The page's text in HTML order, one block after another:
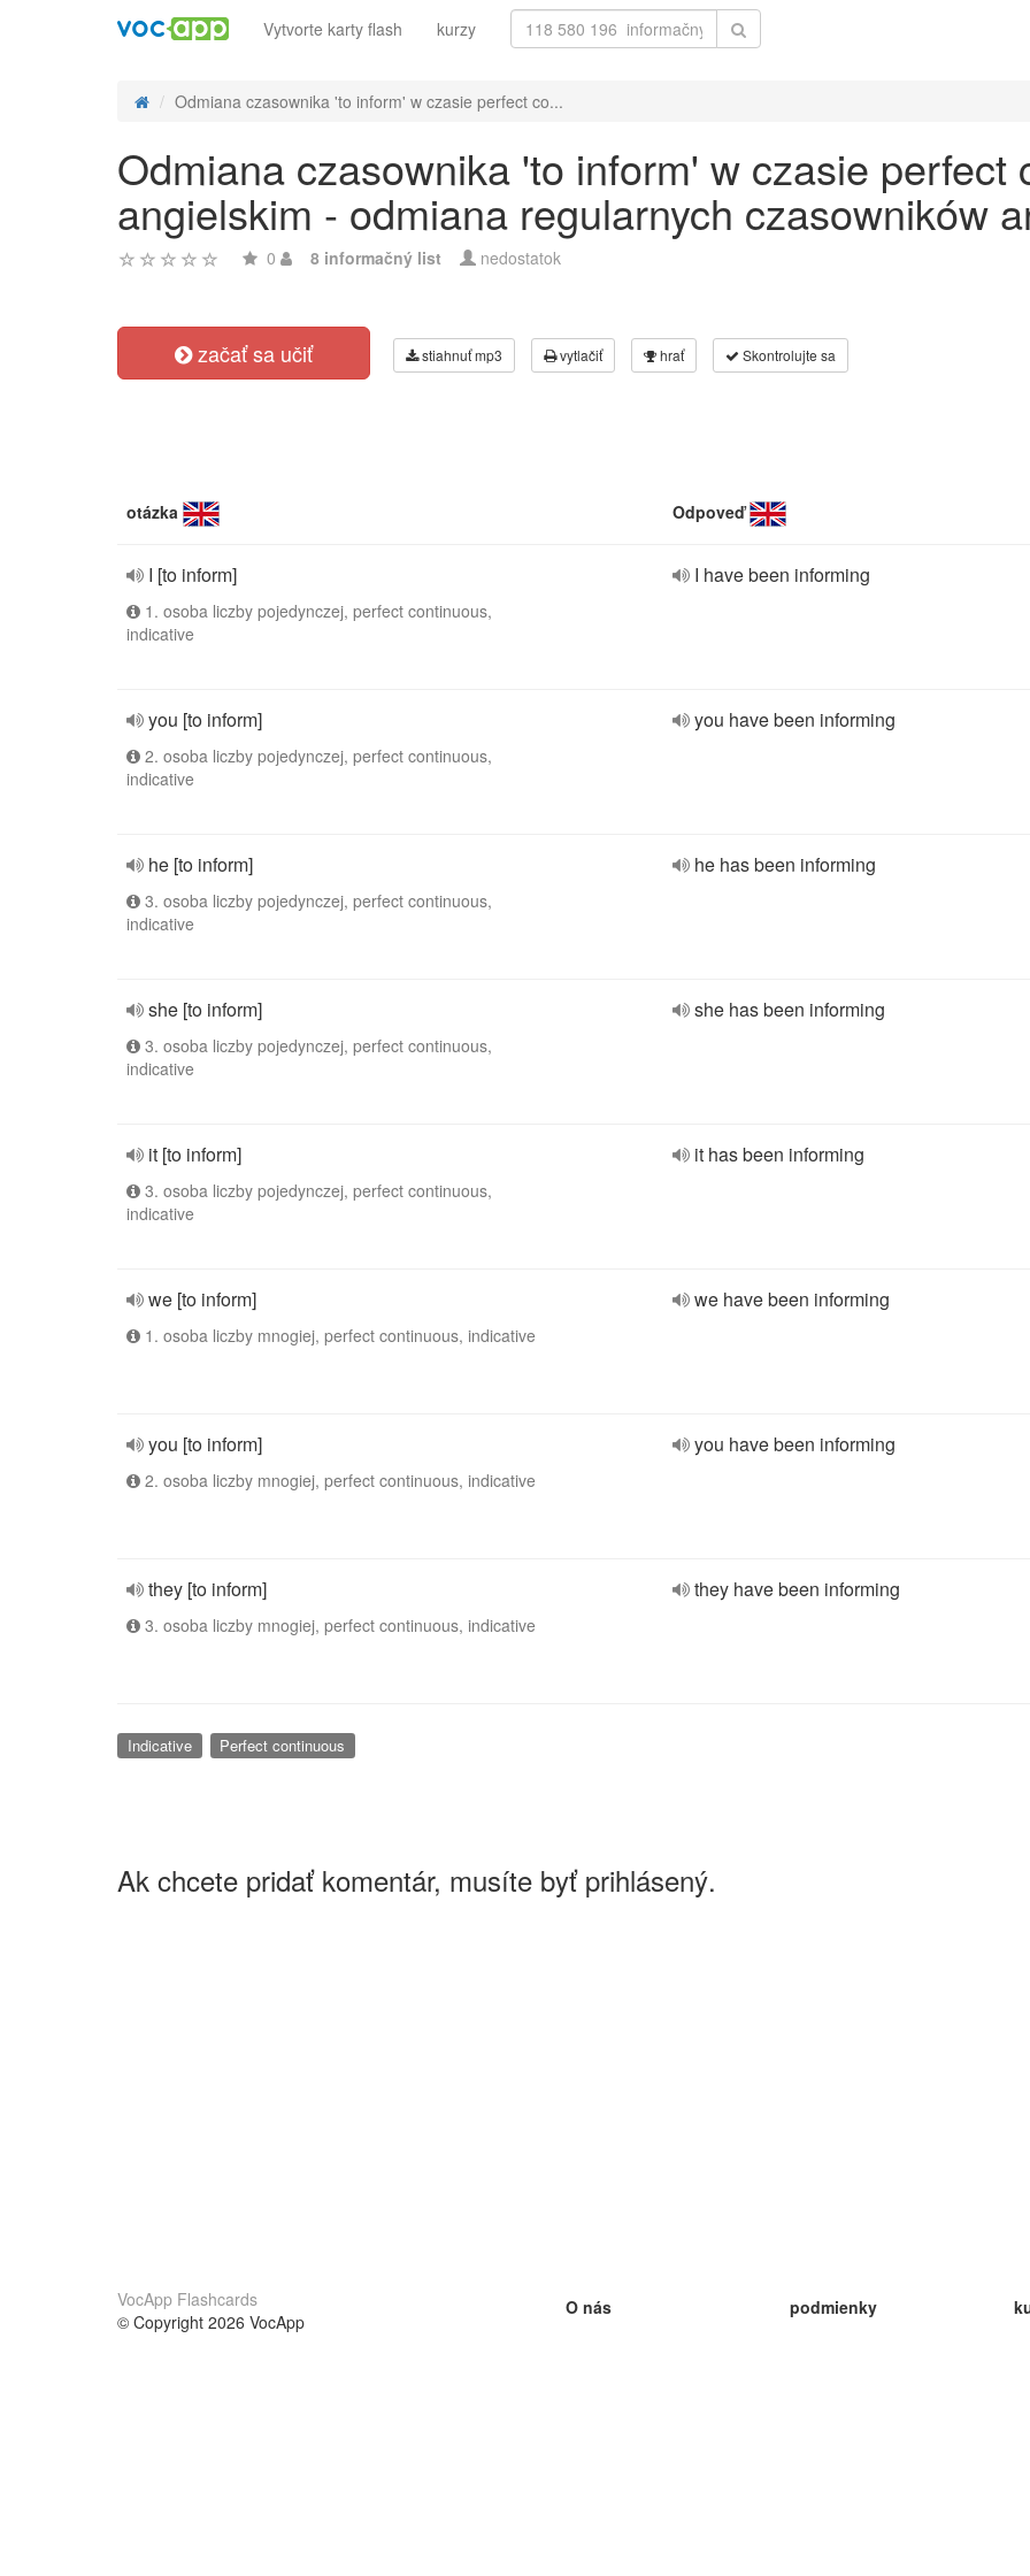
Vytvorte karty flash kurzy
Odmiana czasownika 'to inform' w czasie perfect co...
Odmiana czasownika 'to inform' w czasie perfect
angielskim - odmiana regularnych czasowników
0 8 informačný list nedostatok
začať sa učiť stiahnuť mp3 vytlačiť hrať Skontrolujte sa
otázka Odpoveď
I [to inform]
1. osoba liczby pojedynczej, perfect continuous,
indicative
I have been informing
you [to inform]
2. osoba liczby pojedynczej, perfect continuous,
indicative
you have been informing
he [to inform]
3. osoba liczby pojedynczej, perfect continuous,
indicative
he has been informing
she [to inform]
3. osoba liczby pojedynczej, perfect continuous,
indicative
she has been informing
it [to inform]
3. osoba liczby pojedynczej, perfect continuous,
indicative
it has been informing
we [to inform]
1. osoba liczby mnogiej, perfect continuous, indicative
we have been informing
you [to inform]
2. osoba liczby mnogiej, perfect continuous, indicative
you have been informing
they [to inform]
3. osoba liczby mnogiej, perfect continuous, indicative
they have been informing
Indicative Perfect continuous
Ak chcete pridať komentár, musíte byť prihlásený.
VocApp Flashcards
© Copyright 2026 VocApp
O nás
podmienky